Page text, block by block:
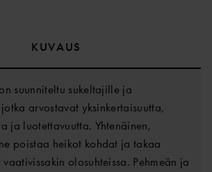
KUVAUS
suunniteltu sukeltajille ja
arvostavat yksinkertaisuutta,
ja luotettavuutta. Yhtenäinen,
poistaa heikot kohdat ja takaa
olosuhteissa. Pehmeän ja